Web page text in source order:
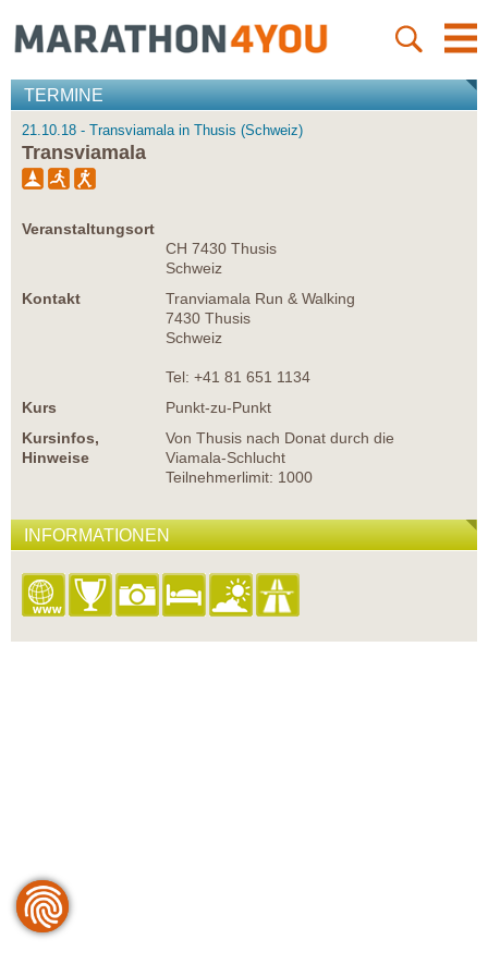
TERMINE
21.10.18 - Transviamala in Thusis (Schweiz)
Transviamala
Veranstaltungsort
CH 7430 Thusis
Schweiz
Kontakt
Tranviamala Run & Walking
7430 Thusis
Schweiz
Tel: +41 81 651 1134
Kurs
Punkt-zu-Punkt
Kursinfos,
Hinweise
Von Thusis nach Donat durch die
Viamala-Schlucht
Teilnehmerlimit: 1000
INFORMATIONEN